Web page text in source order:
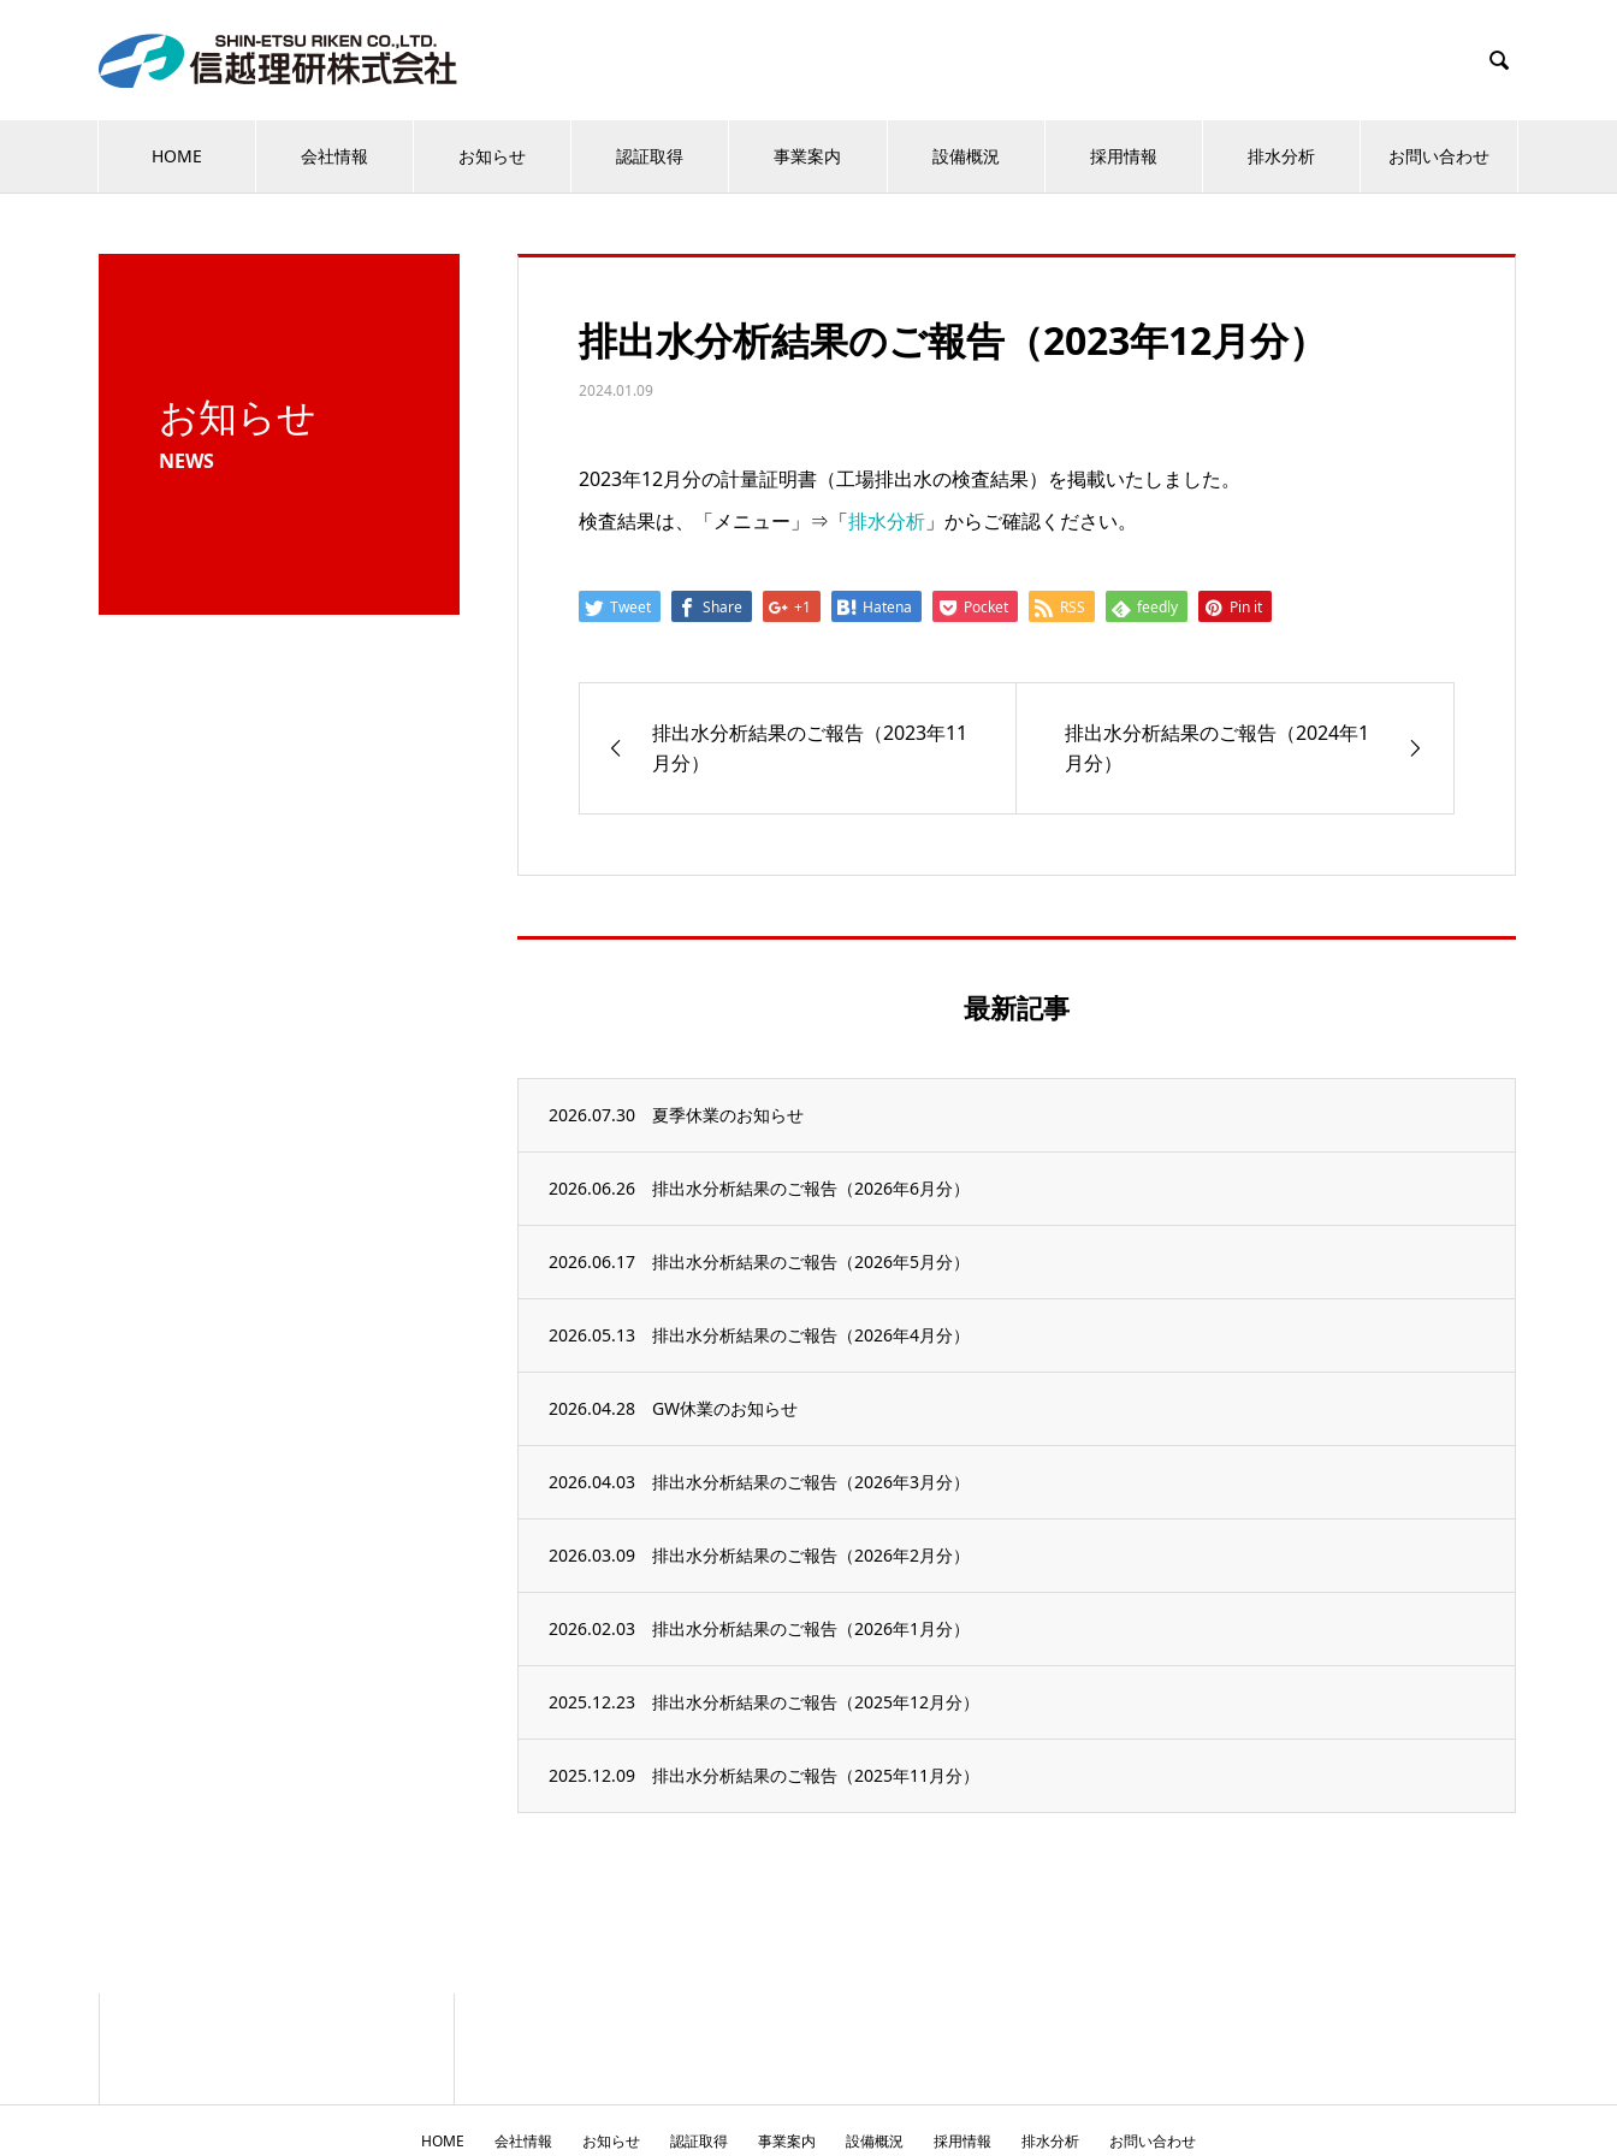

HOME 会社情報 お知らせ 認証取得 事業案内 設備概況 採用情報 排水分析 お問い合わせ
お知らせ
NEWS
排出水分析結果のご報告（2023年12月分）
2024.01.09
2023年12月分の計量証明書（工場排出水の検査結果）を掲載いたしました。
検査結果は、「メニュー」⇒「排水分析 」からご確認ください。
Tweet Share +1 Hatena Pocket RSS feedly Pin it
排出水分析結果のご報告（2023年11
月分）
排出水分析結果のご報告（2024年1
月分）
最新記事
2026.07.30 夏季休業のお知らせ
2026.06.26 排出水分析結果のご報告（2026年6月分）
2026.06.17 排出水分析結果のご報告（2026年5月分）
2026.05.13 排出水分析結果のご報告（2026年4月分）
2026.04.28 GW休業のお知らせ
2026.04.03 排出水分析結果のご報告（2026年3月分）
2026.03.09 排出水分析結果のご報告（2026年2月分）
2026.02.03 排出水分析結果のご報告（2026年1月分）
2025.12.23 排出水分析結果のご報告（2025年12月分）
2025.12.09 排出水分析結果のご報告（2025年11月分）
HOME 会社情報 お知らせ 認証取得 事業案内 設備概況 採用情報 排水分析 お問い合わせ